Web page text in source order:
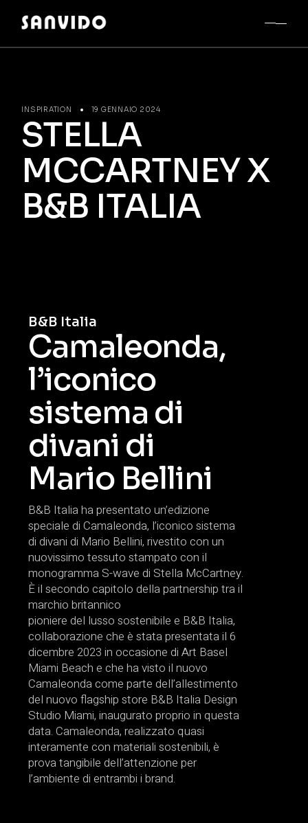
INSPIRATION 19 GENNAIO 2024
STELLA
MCCARTNEY X
B&B ITALIA
B&B Italia
Camaleonda,
l’iconico
sistema di
divani di
Mario Bellini
B&B Italia ha presentato un’edizione
speciale di Camaleonda, l’iconico sistema
di divani di Mario Bellini, rivestito con un
nuovissimo tessuto stampato con il
monogramma S-wave di Stella McCartney.
È il secondo capitolo della partnership tra il
marchio britannico
pioniere del lusso sostenibile e B&B Italia,
collaborazione che è stata presentata il 6
dicembre 2023 in occasione di Art Basel
Miami Beach e che ha visto il nuovo
Camaleonda come parte dell’allestimento
del nuovo flagship store B&B Italia Design
Studio Miami, inaugurato proprio in questa
data. Camaleonda, realizzato quasi
interamente con materiali sostenibili, è
prova tangibile dell’attenzione per
l’ambiente di entrambi i brand.